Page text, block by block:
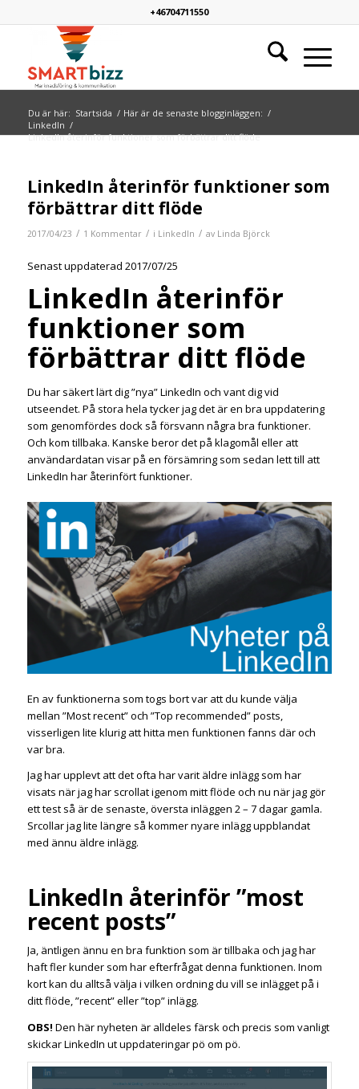
+46704711550
Du är här: Startsida / Här är de senaste blogginläggen: /
LinkedIn /
LinkedIn återinför funktioner som förbättrar ditt flöde
LinkedIn återinför funktioner som
förbättrar ditt flöde
2017/04/23 / 1 Kommentar / i LinkedIn / av Linda Björck
Senast uppdaterad 2017/07/25
LinkedIn återinför
funktioner som
förbättrar ditt flöde
Du har säkert lärt dig ”nya” LinkedIn och vant dig vid
utseendet. På stora hela tycker jag det är en bra uppdatering
som genomfördes dock så försvann några bra funktioner.
Och kom tillbaka. Kanske beror det på klagomål eller att
användardatan visar på en försämring som sedan lett till att
LinkedIn har återinfört funktioner.
En av funktionerna som togs bort var att du kunde välja
mellan ”Most recent” och ”Top recommended” posts,
visserligen lite klurig att hitta men funktionen fanns där och
var bra.
Jag har upplevt att det ofta har varit äldre inlägg som har
visats när jag har scrollat igenom mitt flöde och nu när jag gör
ett test så är de senaste, översta inläggen 2 – 7 dagar gamla.
Srcollar jag lite längre så kommer nyare inlägg uppblandat
med ännu äldre inlägg.
LinkedIn återinför ”most
recent posts”
Ja, äntligen ännu en bra funktion som är tillbaka och jag har
haft fler kunder som har efterfrågat denna funktionen. Inom
kort kan du alltså välja i vilken ordning du vill se inlägget på i
ditt flöde, ”recent” eller ”top” inlägg.
OBS! Den här nyheten är alldeles färsk och precis som vanligt
skickar LinkedIn ut uppdateringar pö om pö.